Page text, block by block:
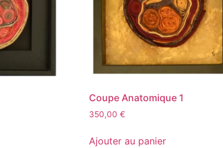
Coupe Anatomique 1
350,00€
Ajouter au panier